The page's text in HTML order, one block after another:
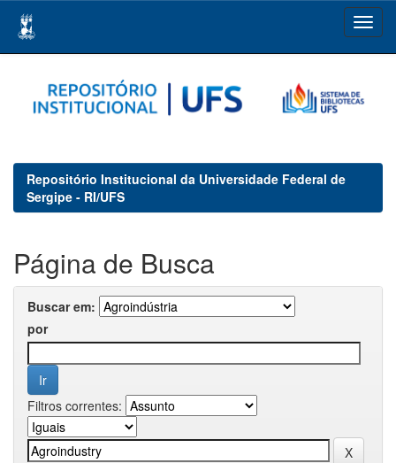
navigation
Repositório Institucional da Universidade Federal de
Sergipe - RI/UFS
Página de Busca
Buscar em:
por
Filtros correntes: